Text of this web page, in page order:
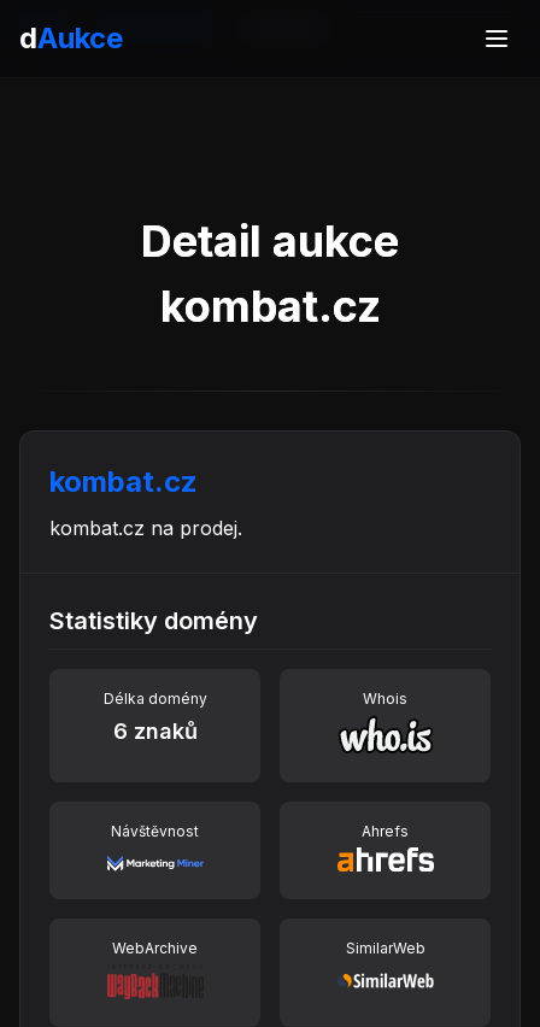
dAukce
Domů
Detail aukce
kombat.cz
kombat.cz
kombat.cz na prodej.
Statistiky domény
Délka domény
6 znaků
Whois
Návštěvnost Ahrefs
WebArchive SimilarWeb